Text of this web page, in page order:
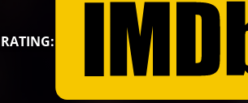
RATING: